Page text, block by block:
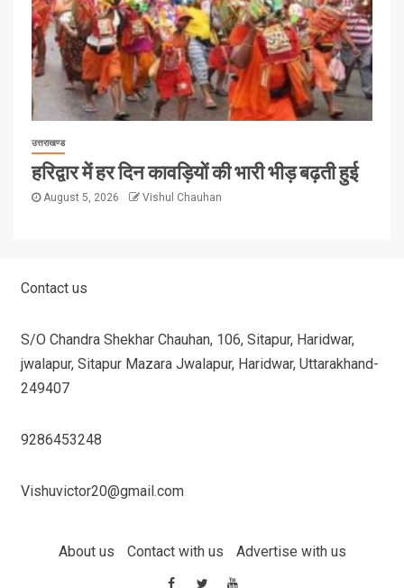
उत्तराखण्ड
हरिद्वार में हर दिन कावड़ियों की भारी भीड़ बढ़ती हुई
August 5, 2026 Vishul Chauhan
Contact us
S/O Chandra Shekhar Chauhan, 106, Sitapur, Haridwar,
jwalapur, Sitapur Mazara Jwalapur, Haridwar, Uttarakhand-
249407
9286453248
Vishuvictor20@gmail.com
About us Contact with us Advertise with us